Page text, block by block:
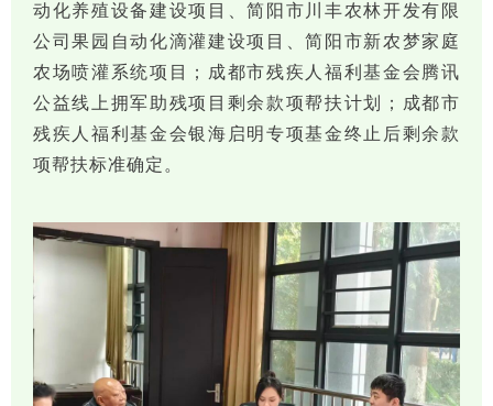
动化养殖设备建设项目、简阳市川丰农林开发有限
公司果园自动化滴灌建设项目、简阳市新农梦家庭
农场喷灌系统项目；成都市残疾人福利基金会腾讯
公益线上拥军助残项目剩余款项帮扶计划；成都市
残疾人福利基金会银海启明专项基金终止后剩余款
项帮扶标准确定。